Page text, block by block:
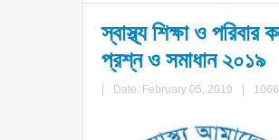
স্বাস্থ্য শিক্ষা ও
প্রশ্ন ও সমাধান ২০১৯
Date: February 05, 2019